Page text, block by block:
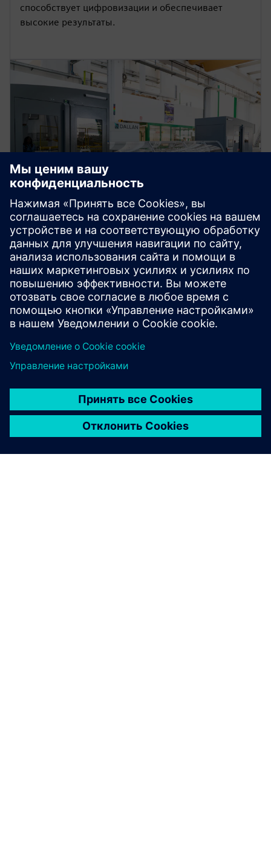
способствует цифровизации и обеспечивает
высокие результаты.
ООО «ДАЛЛАН»
Более экологичное
производство, простота
обслуживания
Италия
Для решения технических проблем OEM-
производитель использовал проверенную и
функций Siemens. Благодаря экологичному
производству и простоте обслуживания такой
подход обеспечил повышение безопасности,
эффективности и производительности.